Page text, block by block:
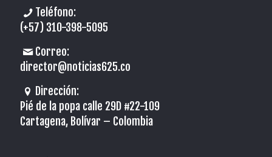
Teléfono:
(+57) 310-398-5095
Correo:
director@noticias625.co
Dirección:
Pié de la popa calle 29D #22-109
Cartagena, Bolívar – Colombia